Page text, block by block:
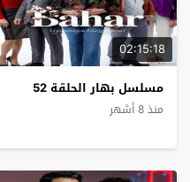
02:15:18
مسلسل بهار الحلقة 52
منذ 8 أشهر